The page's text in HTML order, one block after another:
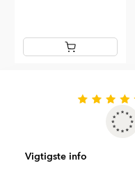
Vigtigste info